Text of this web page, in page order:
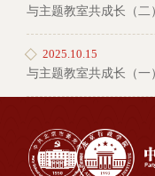
与主题教室共成长（二）
2025.10.15
与主题教室共成长（一）